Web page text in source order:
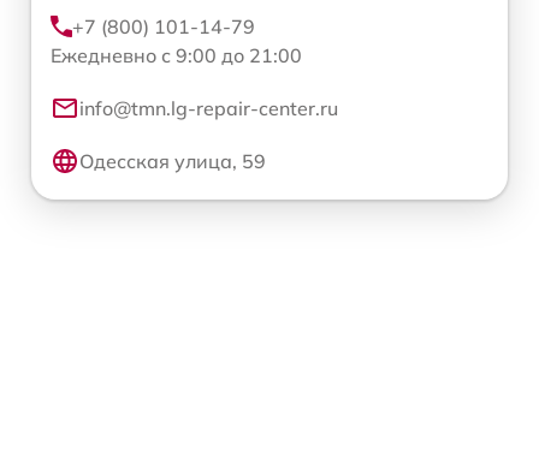
+7 (800) 101-14-79
Ежедневно с 9:00 до 21:00
info@tmn.lg-repair-center.ru
Одесская улица, 59